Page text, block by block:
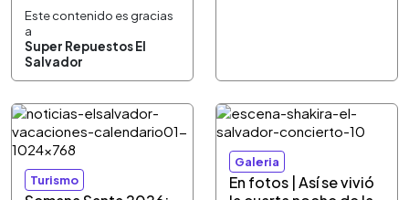
Este contenido es gracias
a
Super Repuestos El
Salvador
Turismo
Galeria
En fotos | Así se vivió